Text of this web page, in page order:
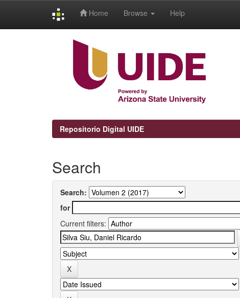
Home Browse Help
Repositorio Digital UIDE
Search
Search:
for
Current filters: